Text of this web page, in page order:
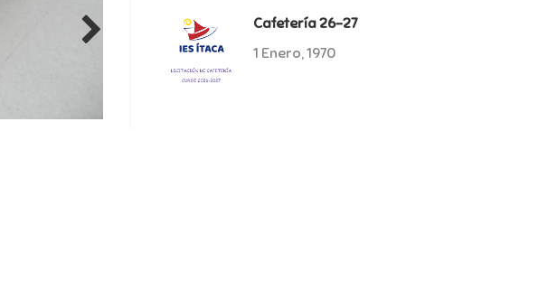
Cafetería 26-27
1 Enero, 1970